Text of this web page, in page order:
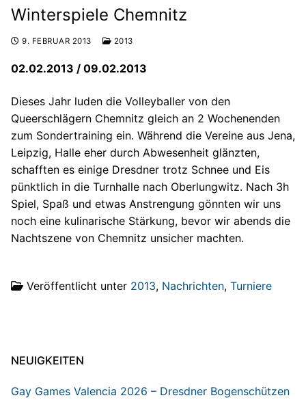
Winterspiele Chemnitz
9. FEBRUAR 2013 2013
02.02.2013 / 09.02.2013
Dieses Jahr luden die Volleyballer von den
Queerschlägern Chemnitz gleich an 2 Wochenenden
zum Sondertraining ein. Während die Vereine aus Jena,
Leipzig, Halle eher durch Abwesenheit glänzten,
schafften es einige Dresdner trotz Schnee und Eis
pünktlich in die Turnhalle nach Oberlungwitz. Nach 3h
Spiel, Spaß und etwas Anstrengung gönnten wir uns
noch eine kulinarische Stärkung, bevor wir abends die
Nachtszene von Chemnitz unsicher machten.
Veröffentlicht unter 2013, Nachrichten, Turniere
NEUIGKEITEN
Gay Games Valencia 2026 – Dresdner Bogenschützen